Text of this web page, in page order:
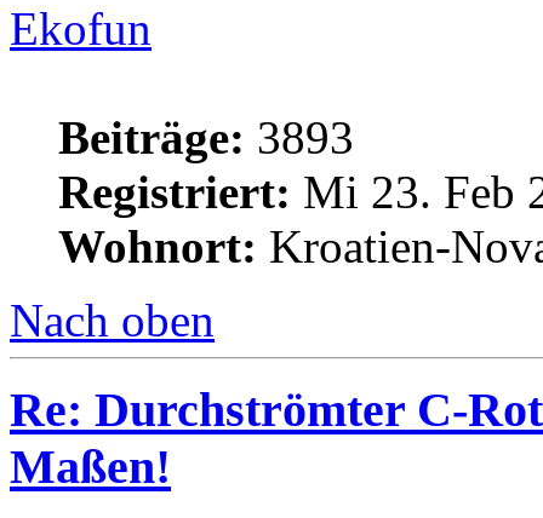
Ekofun
Beiträge: 3893
Registriert: Mi 23. Feb
Wohnort: Kroatien-
Nach oben
Re: Durchströmter C-
Maßen!